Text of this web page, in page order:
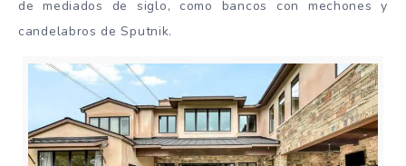
de mediados de siglo, como bancos con mechones y
candelabros de Sputnik.